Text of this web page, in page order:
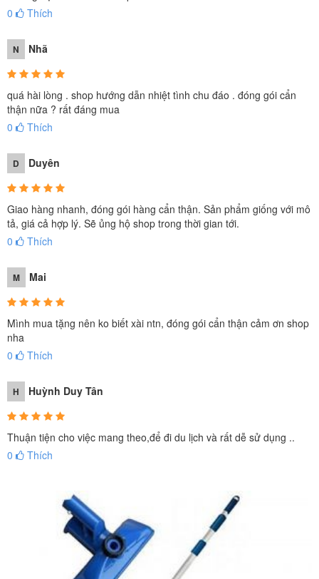
0
Thích
N Nhã
quá hài lòng . shop hướng dẫn nhiệt tình chu đáo . đóng gói cẩn
thận nữa ? rất đáng mua
0
Thích
D Duyên
Giao hàng nhanh, đóng gói hàng cẩn thận. Sản phẩm giống với mô
tả, giá cả hợp lý. Sẽ ủng hộ shop trong thời gian tới.
0
Thích
M Mai
Mình mua tặng nên ko biết xài ntn, đóng gói cẩn thận cảm ơn shop
nha
0
Thích
H Huỳnh Duy Tân
Thuận tiện cho việc mang theo,để đi du lịch và rất dễ sử dụng ..
0
Thích